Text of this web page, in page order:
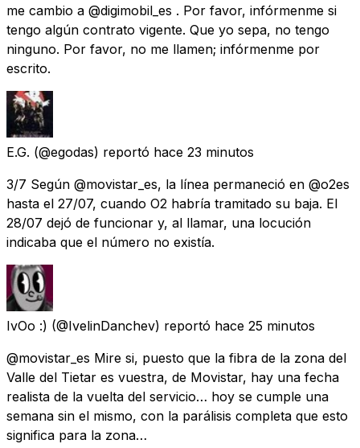
me cambio a @digimobil_es . Por favor, infórmenme si
tengo algún contrato vigente. Que yo sepa, no tengo
ninguno. Por favor, no me llamen; infórmenme por
escrito.
E.G. (@egodas) reportó hace 23 minutos
3/7 Según @movistar_es, la línea permaneció en @o2es
hasta el 27/07, cuando O2 habría tramitado su baja. El
28/07 dejó de funcionar y, al llamar, una locución
indicaba que el número no existía.
IvOo :) (@IvelinDanchev) reportó hace 25 minutos
@movistar_es Mire si, puesto que la fibra de la zona del
Valle del Tietar es vuestra, de Movistar, hay una fecha
realista de la vuelta del servicio… hoy se cumple una
semana sin el mismo, con la parálisis completa que esto
significa para la zona…